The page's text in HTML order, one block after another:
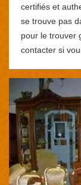
certifiés et
se trouve pas
pour le trouver
contacter si